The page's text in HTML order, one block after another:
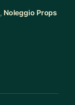
, Noleggio Props